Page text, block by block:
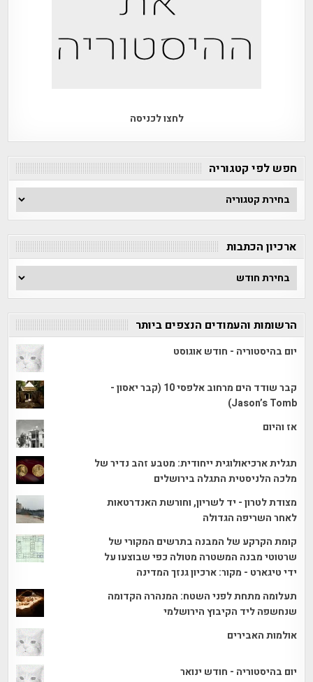
לחצו לכניסה
חפש לפי קטגוריה
חפש
לפי
ארכיון הכתבות
ארכיון
הכתבות
הרשומות והעמודים הנצפים ביותר
יום בהיסטוריה - חודש אוגוסט
קבר שודד הים מרחוב אלפסי 10 (קבר יאסון -
Jason’s Tomb)
אז והיום
תגלית ארכיאולוגית ייחודית: מטבע זהב נדיר של
מלכה הלניסטית התגלה בירושלים
מצודת לטרון - יד לשריון, וחורשת האנדרטאות
לאחר השריפה הגדולה
קומת הקרקע של המבנה בתרשים המקורי של
שרטוטי מבנה המשטרה מטולה כפי שבוצעו על
ידי טיגארט - מקור: ארכיון גנזך המדינה
תעלומה מתחת לפני השטח: המנהרה הקדומה
שנחשפה ליד הקיבוץ הירושלמי
אולמות האבירים
יום בהיסטוריה - חודש ינואר